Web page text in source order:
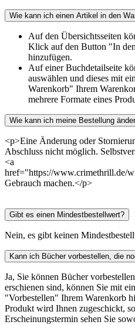
Wie kann ich einen Artikel in den
Auf den Übersichtsseiten
Klick auf den Button "In
hinzufügen.
Auf einer Buchdetailseite
auswählen und dieses mit
Warenkorb" Ihrem
mehrere Formate eines
Wie kann ich meine Bestellung
<p>Eine Änderung oder
Abschluss nicht möglich.
<a
href="https://www.crimethrill.de/
Gebrauch machen.</p>
Gibt es einen Mindestbestellwert?
Nein, es gibt keinen
Kann ich Bücher vorbestellen, die
Ja, Sie können Bücher
erschienen sind, können Sie mit
"Vorbestellen" Ihrem Warenkorb
Produkt wird Ihnen zugeschickt,
Erscheinungstermin sehen Sie